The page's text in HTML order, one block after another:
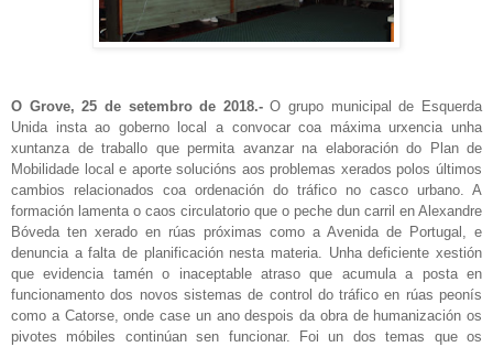
O Grove, 25 de setembro de 2018.-O grupo municipal de Esquerda
Unida insta ao goberno local a convocar coa máxima urxencia unha
xuntanza de traballo que permita avanzar na elaboración do Plan de
Mobilidade local e aporte solucións aos problemas xerados polos últimos
cambios relacionados coa ordenación do tráfico no casco urbano. A
formación lamenta o caos circulatorio que o peche dun carril en Alexandre
Bóveda ten xerado en rúas próximas como a Avenida de Portugal, e
denuncia a falta de planificación nesta materia. Unha deficiente xestión
que evidencia tamén o inaceptable atraso que acumula a posta en
funcionamento dos novos sistemas de control do tráfico en rúas peonís
como a Catorse, onde case un ano despois da obra de humanización os
pivotes móbiles continúan sen funcionar. Foi un dos temas que os